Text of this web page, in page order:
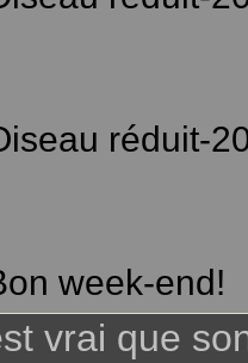
réduit-
week-end!
vrai que